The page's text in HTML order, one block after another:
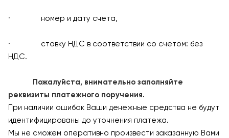
· номер и дату счета,
· ставку НДС в соответствии со счетом: без
НДС.
Пожалуйста, внимательно заполняйте
реквизиты платежного поручения.
При наличии ошибок Ваши денежные средства не будут
идентифицированы до уточнения платежа.
Мы не сможем оперативно произвести заказанную Вами